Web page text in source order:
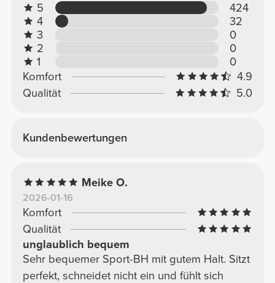
5
424
4
32
3
0
2
0
1
0
Komfort
4.9
Qualität
5.0
Kundenbewertungen
Meike O.
2026-01-16
Komfort
Qualität
unglaublich bequem
Sehr bequemer Sport-BH mit gutem Halt. Sitzt
perfekt, schneidet nicht ein und fühlt sich